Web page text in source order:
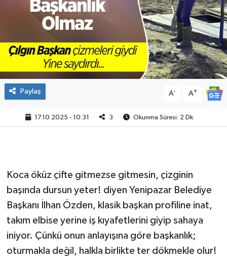
Paylaş A- A+
17.10.2025 - 10:31 3 Okunma Süresi: 2 Dk
Koca öküz çifte gitmezse gitmesin, çizginin
başında dursun yeter! diyen Yenipazar Belediye
Başkanı İlhan Özden, klasik başkan profiline inat,
takım elbise yerine iş kıyafetlerini giyip sahaya
iniyor. Çünkü onun anlayışına göre başkanlık;
oturmakla değil, halkla birlikte ter dökmekle olur!